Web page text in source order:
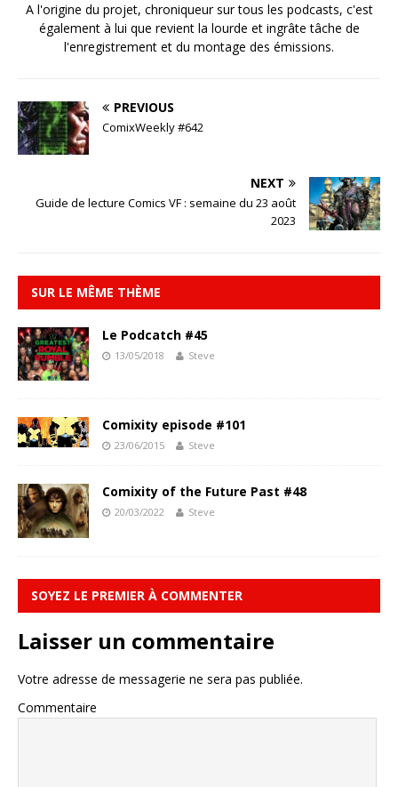
A l'origine du projet, chroniqueur sur tous les podcasts, c'est
également à lui que revient la lourde et ingrâte tâche de
l'enregistrement et du montage des émissions.
PREVIOUS
ComixWeekly #642
NEXT
Guide de lecture Comics VF : semaine du 23 août
2023
SUR LE MÊME THÈME
Le Podcatch #45
13/05/2018 Steve
Comixity episode #101
23/06/2015 Steve
Comixity of the Future Past #48
20/03/2022 Steve
SOYEZ LE PREMIER À COMMENTER
Laisser un commentaire
Votre adresse de messagerie ne sera pas publiée.
Commentaire